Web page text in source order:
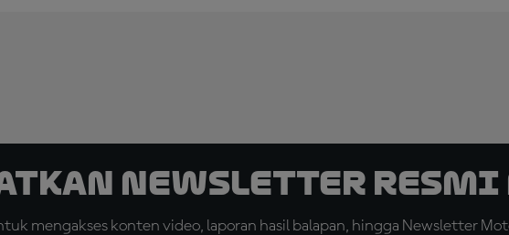
Newsletter Resmi
mengakses konten video, laporan hasil balapan, hingga Newsletter